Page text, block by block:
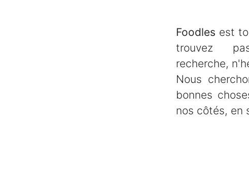
Foodles est
trouvez
recherche,
Nous
bonnes
nos côtés, en